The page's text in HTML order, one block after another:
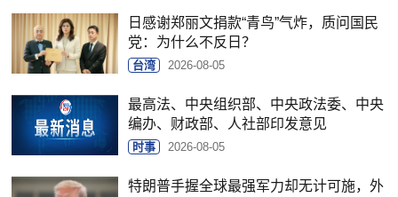
日感谢郑丽文捐款“青鸟”气炸，质问国民
党：为什么不反日？
台湾 2026-08-05
最高法、中央组织部、中央政法委、中央
编办、财政部、人社部印发意见
时事 2026-08-05
特朗普手握全球最强军力却无计可施，外